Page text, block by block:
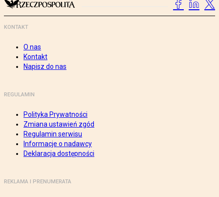
KONTAKT
O nas
Kontakt
Napisz do nas
REGULAMIN
Polityka Prywatności
Zmiana ustawień zgód
Regulamin serwisu
Informacje o nadawcy
Deklaracja dostępności
REKLAMA I PRENUMERATA